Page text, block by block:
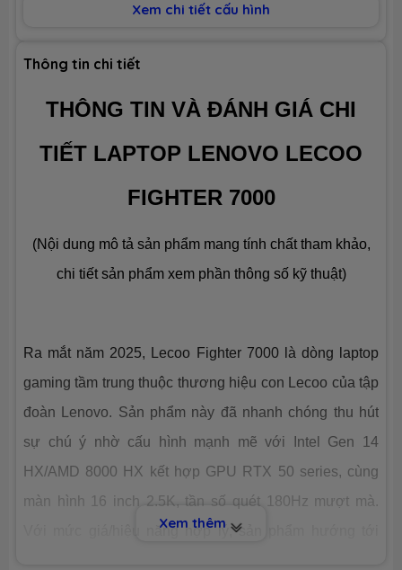
BỘ NHỚ MÁY (RAM)
Dung lượng
Công nghệ DDR5 5200MHz
CHIP XỬ LÝ ĐỒ HOẠ (VGA)
hợp
Nvidia® Geforce™ RTX 5070 8GB
Xem chi tiết cấu hình
Thông tin chi tiết
THÔNG TIN VÀ ĐÁNH GIÁ CHI
TIẾT LAPTOP LENOVO LECOO
FIGHTER 7000
(Nội dung mô tả sản phẩm mang tính chất tham khảo,
chi tiết sản phẩm xem phần thông số kỹ thuật)
Ra mắt năm 2025, Lecoo Fighter 7000 là dòng laptop
gaming tầm trung thuộc thương hiệu con Lecoo của tập
đoàn Lenovo. Sản phẩm này đã nhanh chóng thu hút
sự chú ý nhờ cấu hình mạnh mẽ với Intel Gen 14
HX/AMD 8000 HX kết hợp GPU RTX 50 series, cùng
màn hình 16 inch 2.5K, tần số quét 180Hz mượt mà.
Với mức giá/hiệu năng hợp lý, sản phẩm hướng tới
Xem thêm